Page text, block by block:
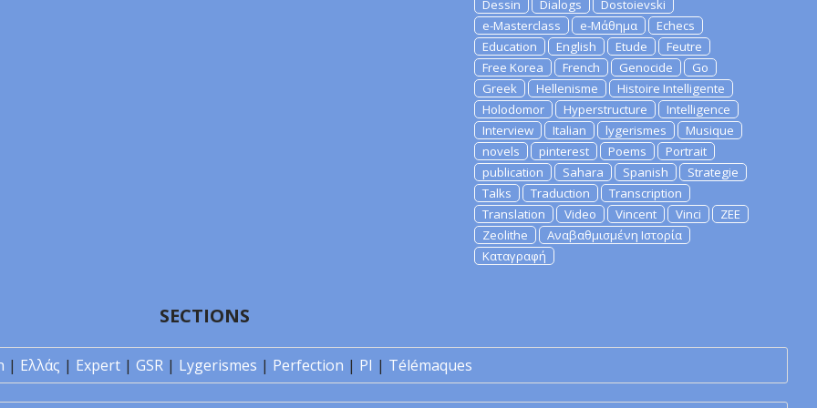
Dessin
Dialogs
Dostoievski
e-Masterclass
e-Μάθημα
Echecs
Education
English Etude
Feutre
Free Korea
French Genocide
Go
Greek
Hellenisme
Histoire Intelligente
Holodomor
Hyperstructure
Intelligence
Interview
Italian lygerismes
Musique
novels
pinterest Poems
Portrait
publication
Sahara Spanish
Strategie
Talks
Traduction
Transcription
Translation
Video Vincent Vinci
ZEE
Zeolithe
Αναβαθμισμένη Ιστορία
Καταγραφή
SECTIONS
| Ελλάς | Expert | GSR | Lygerismes | Perfection | PI | Télémaques